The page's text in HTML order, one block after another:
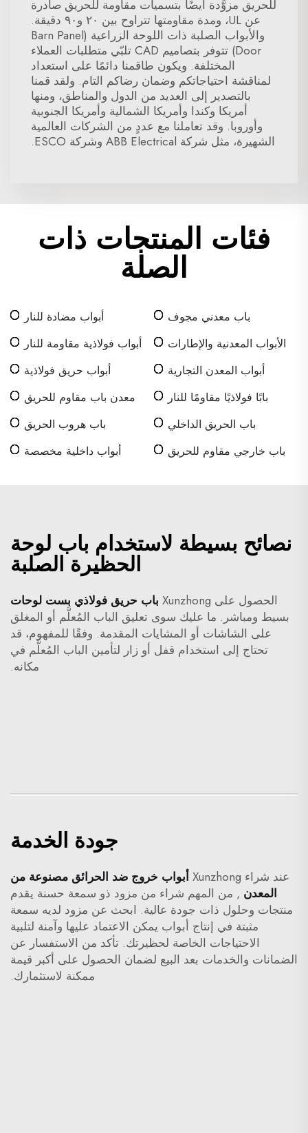
للحريق مزوَّدة أيضًا بتسميات مقاومة للحريق صادرة
عن UL، ومدة مقاومتها تتراوح بين ٢٠ و٩٠ دقيقة.
والأبواب الصلبة ذات اللوحة الزراعية (Barn Panel
Door) تتوفر بتصاميم CAD تلبّي متطلبات العملاء
المختلفة. ويكون طاقمنا دائمًا على استعداد
لمناقشة احتياجاتكم وضمان رضاكم التام. ولقد قمنا
بالتصدير إلى العديد من الدول والمناطق، ومنها
أمريكا وكندا وأمريكا الشمالية وأمريكا الجنوبية
وأوروبا. وقد تعاملنا مع عددٍ من الشركات العالمية
الشهيرة، مثل شركة ABB Electrical وشركة ESCO.
فئات المنتجات ذات
الصلة
باب معدني مجوف
أبواب مضادة للنار
الأبواب المعدنية والإطارات
أبواب فولاذية مقاومة للنار
أبواب المعدن التجارية
أبواب حريق فولاذية
بابًا فولاذيًا مقاومًا للنار
معدن باب مقاوم للحريق
باب الحريق الداخلي
باب هروب الحريق
باب خارجي مقاوم للحريق
أبواب داخلية مخصصة
نصائح بسيطة لاستخدام باب لوحة
الحظيرة الصلبة
الحصول على Xunzhong
باب حريق فولاذي بست لوحات
بسيط ومباشر. ما عليك سوى تعليق الباب المُعلَّم أو المغلق
على الشاشات أو المشايات المقدمة. وفقًا للمفهوم، قد
تحتاج إلى استخدام قفل أو زار لتأمين الباب المُعلَّم في
مكانه.
جودة الخدمة
عند شراء Xunzhong
أبواب خروج ضد الحرائق مصنوعة من
المعدن , من المهم شراء من مزود ذو سمعة حسنة يقدم
منتجات وحلول ذات جودة عالية. ابحث عن مزود لديه سمعة
مثبتة في إنتاج أبواب يمكن الاعتماد عليها وآمنة لتلبية
الاحتياجات الخاصة لحظيرتك. تأكد من الاستفسار عن
الضمانات والخدمات بعد البيع لضمان الحصول على أكبر قيمة
ممكنة لاستثمارك.